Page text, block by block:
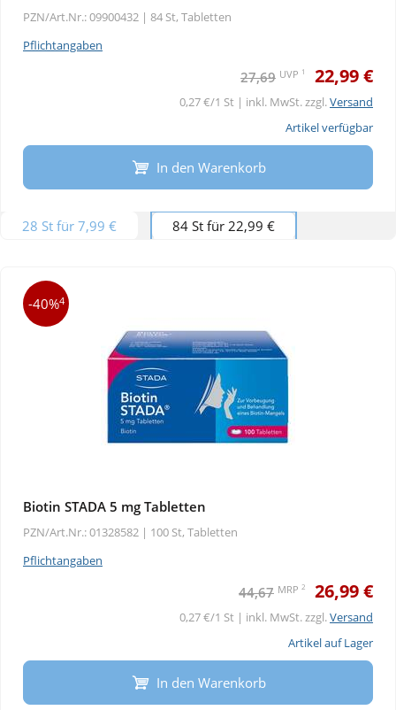
PZN/Art.Nr.: 09900432 | 84 St, Tabletten
Pflichtangaben
27,69 UVP 1 22,99 €
0,27 €/1 St | inkl. MwSt. zzgl.Versand
Artikel verfügbar
In den Warenkorb
28 St für 7,99 € 84 St für 22,99 €
-40%4
Biotin STADA 5 mg Tabletten
PZN/Art.Nr.: 01328582 | 100 St, Tabletten
Pflichtangaben
44,67 MRP 2 26,99 €
0,27 €/1 St | inkl. MwSt. zzgl.Versand
Artikel auf Lager
In den Warenkorb